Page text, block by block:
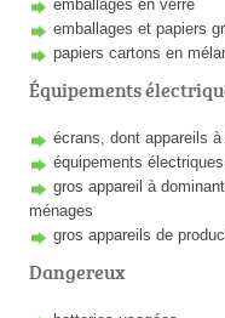
emballages en verre
emballages et papiers
papiers cartons en
Équipements
écrans, dont appareils
équipements
gros appareil à
ménages
gros appareils de
Dangereux